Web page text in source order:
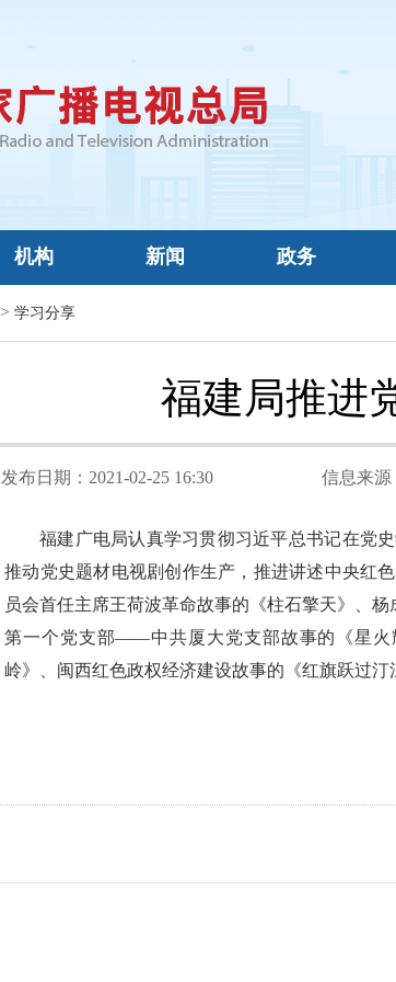
机构 新闻 政务
> 学习分享
福建局推进
发布日期：2021-02-25 16:30 信息来源
福建广电局认真学习贯彻习近平总书记在党
推动党史题材电视剧创作生产，推进讲述中央红
员会首任主席王荷波革命故事的《柱石擎天》、
第一个党支部——中共厦大党支部故事的《星火
岭》、闽西红色政权经济建设故事的《红旗跃过汀